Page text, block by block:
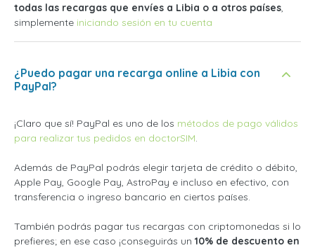
todas las recargas que envíes a Libia o a otros países,
simplemente iniciando sesión en tu cuenta
¿Puedo pagar una recarga online a Libia con
PayPal?
¡Claro que sí! PayPal es uno de los métodos de pago válidos
para realizar tus pedidos en doctorSIM.
Además de PayPal podrás elegir tarjeta de crédito o débito,
Apple Pay, Google Pay, AstroPay e incluso en efectivo, con
transferencia o ingreso bancario en ciertos países.
También podrás pagar tus recargas con criptomonedas si lo
prefieres; en ese caso ¡conseguirás un 10% de descuento en